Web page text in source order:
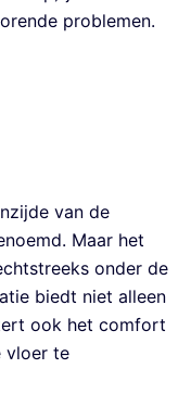
problemen.
van de
Maar het
onder de
biedt niet alleen
ook het comfort
vloer te